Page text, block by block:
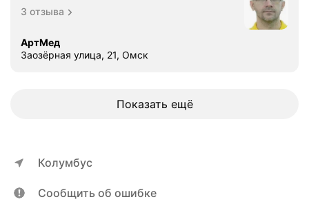
3 отзыва
АртМед
Заозёрная улица, 21, Омск
Показать ещё
Колумбус
Сообщить об ошибке